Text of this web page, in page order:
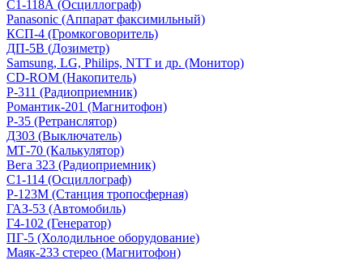
С1-118А (Осциллограф)
Panasonic (Аппарат факсимильный)
КСП-4 (Громкоговоритель)
ДП-5В (Дозиметр)
Samsung, LG, Philips, NTT и др. (Монитор)
CD-ROM (Накопитель)
Р-311 (Радиоприемник)
Романтик-201 (Магнитофон)
Р-35 (Ретранслятор)
Д303 (Выключатель)
МТ-70 (Калькулятор)
Вега 323 (Радиоприемник)
С1-114 (Осциллограф)
Р-123М (Станция тропосферная)
ГАЗ-53 (Автомобиль)
Г4-102 (Генератор)
ПГ-5 (Холодильное оборудование)
Маяк-233 стерео (Магнитофон)